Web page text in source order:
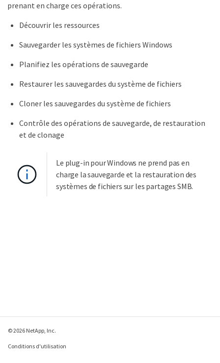
prenant en charge ces opérations.
Découvrir les ressources
Sauvegarder les systèmes de fichiers Windows
Planifiez les opérations de sauvegarde
Restaurer les sauvegardes du système de fichiers
Cloner les sauvegardes du système de fichiers
Contrôle des opérations de sauvegarde, de restauration
et de clonage
Le plug-in pour Windows ne prend pas en
charge la sauvegarde et la restauration des
systèmes de fichiers sur les partages SMB.
© 2026 NetApp, Inc.
Conditions d'utilisation